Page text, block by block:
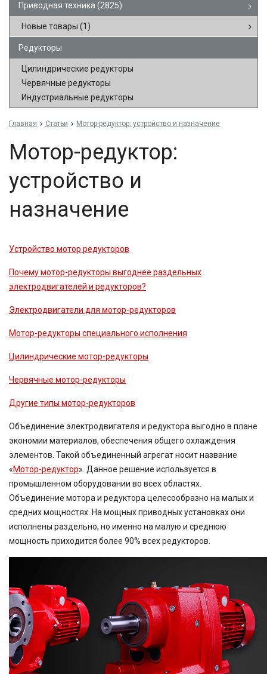
Приводная техника (2825)
Новые товары (1)
Редукторы
Цилиндрические редукторы
Червячные редукторы
Индустриальные редукторы
Главная Статьи Мотор-редуктор: устройство и назначение
Мотор-редуктор:
устройство и
назначение
Устройство мотор редукторов
Почему мотор-редукторы выгоднее раздельных
электродвигателей и редукторов?
Электродвигатели для мотор-редукторов
Мотор-редукторы специального исполнения
Цилиндрические мотор-редукторы
Червячные мотор-редукторы
Другие типы мотор-редукторов
Объединение электродвигателя и редуктора выгодно в плане
экономии материалов, обеспечения общего охлаждения
элементов. Такой объединенный агрегат носит название
«Мотор-редуктор». Данное решение используется в
промышленном оборудовании во всех областях.
Объединение мотора и редуктора целесообразно на малых и
средних мощностях. На мощных приводных установках они
исполнены раздельно, но именно на малую и среднюю
мощность приходится более 90% всех редукторов.